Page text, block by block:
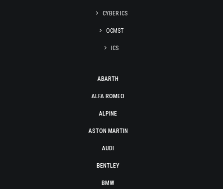
CYBER ICS
OCMST
ICS
ABARTH
ALFA ROMEO
ALPINE
ASTON MARTIN
AUDI
BENTLEY
BMW